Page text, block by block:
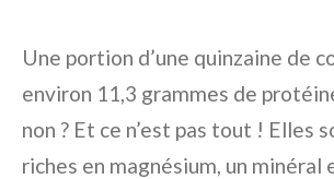
Une portion d’une quinzaine de
environ 11,3 grammes de
non ? Et ce n’est pas tout ! Elles
riches en magnésium, un minéral